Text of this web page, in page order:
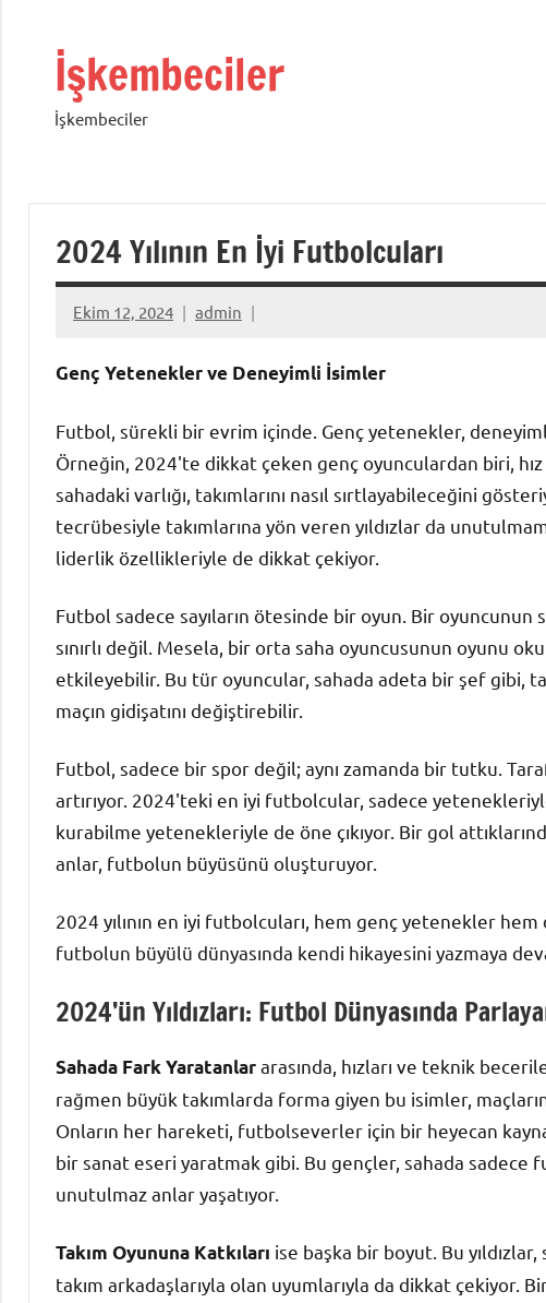
İşkembeciler
İşkembeciler
2024 Yılının En İyi Futbolcuları
Ekim 12, 2024 admin
Genç Yetenekler ve Deneyimli İsimler
Futbol, sürekli bir evrim içinde. Genç yetenekler,
Örneğin, 2024'te dikkat çeken genç oyunculardan biri,
sahadaki varlığı, takımlarını nasıl sırtlayabileceğini
tecrübesiyle takımlarına yön veren yıldızlar da
liderlik özellikleriyle de dikkat çekiyor.
Futbol sadece sayıların ötesinde bir oyun. Bir oyuncunun
sınırlı değil. Mesela, bir orta saha oyuncusunun oyunu
etkileyebilir. Bu tür oyuncular, sahada adeta bir şef gibi,
maçın gidişatını değiştirebilir.
Futbol, sadece bir spor değil; aynı zamanda bir tutku.
artırıyor. 2024'teki en iyi futbolcular, sadece
kurabilme yetenekleriyle de öne çıkıyor. Bir gol
anlar, futbolun büyüsünü oluşturuyor.
2024 yılının en iyi futbolcuları, hem genç yetenekler
futbolun büyülü dünyasında kendi hikayesini yazmaya
2024’ün Yıldızları: Futbol Dünyasında
Sahada Fark Yaratanlararasında, hızları ve teknik
rağmen büyük takımlarda forma giyen bu isimler,
Onların her hareketi, futbolseverler için bir heyecan
bir sanat eseri yaratmak gibi. Bu gençler, sahada sadece
unutulmaz anlar yaşatıyor.
Takım Oyununa Katkıları ise başka bir boyut. Bu
takım arkadaşlarıyla olan uyumlarıyla da dikkat çekiyor.